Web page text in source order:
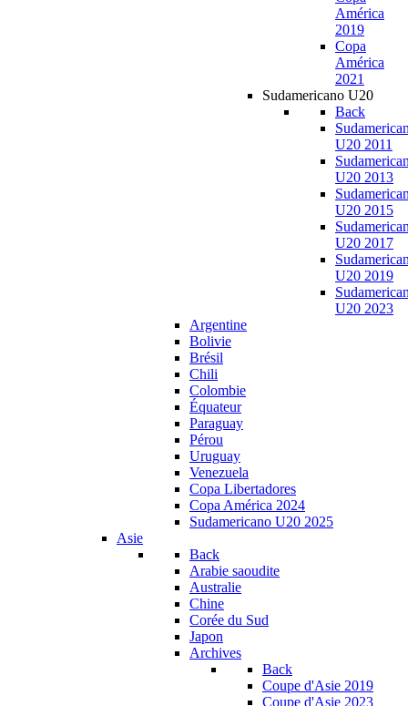
América
2019
Copa
América
2021
Sudamericano U20
Back
U20 2011
U20 2013
U20 2015
U20 2017
U20 2019
U20 2023
Argentine
Bolivie
Brésil
Chili
Colombie
Équateur
Paraguay
Pérou
Uruguay
Venezuela
Copa Libertadores
Copa América 2024
Sudamericano U20 2025
Asie
Back
Arabie saoudite
Australie
Chine
Corée du Sud
Japon
Archives
Back
Coupe d'Asie 2019
Coupe d'Asie 2023